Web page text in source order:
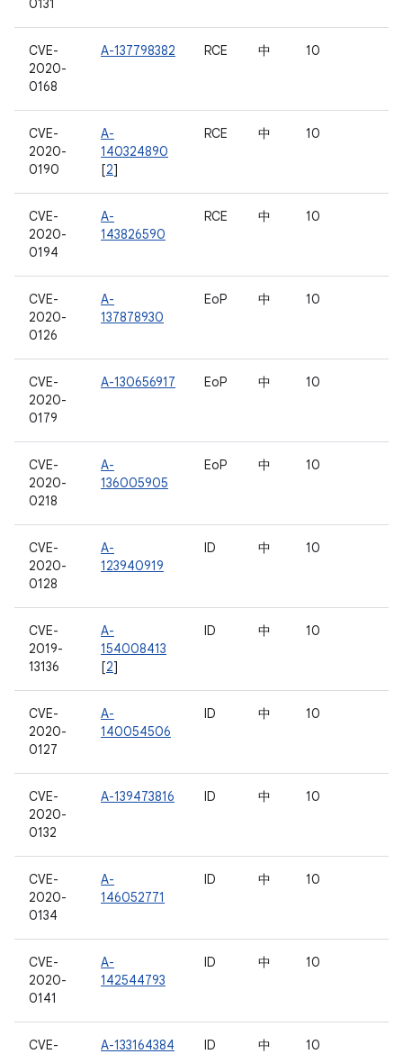
0131
CVE-
2020-
0168
A-137798382 RCE 中 10
CVE-
2020-
0190
A-
140324890
[2]
RCE 中 10
CVE-
2020-
0194
A-
143826590
RCE 中 10
CVE-
2020-
0126
A-
137878930
EoP 中 10
CVE-
2020-
0179
A-130656917 EoP 中 10
CVE-
2020-
0218
A-
136005905
EoP 中 10
CVE-
2020-
0128
A-
123940919
ID 中 10
CVE-
2019-
13136
A-
154008413
[2]
ID 中 10
CVE-
2020-
0127
A-
140054506
ID 中 10
CVE-
2020-
0132
A-139473816 ID 中 10
CVE-
2020-
0134
A-
146052771
ID 中 10
CVE-
2020-
0141
A-
142544793
ID 中 10
CVE-
A-133164384 ID 中 10